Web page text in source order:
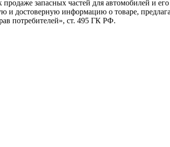
запасных частей для автомобилей и
и достоверную информацию о товаре,
потребителей», ст. 495 ГК РФ.